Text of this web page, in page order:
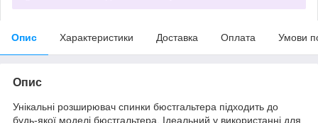
Опис Характеристики Доставка Оплата Умови
Опис
Унікальні розширювач спинки бюстгальтера підходить до
будь-якої моделі бюстгальтера. Ідеальний у використанні для